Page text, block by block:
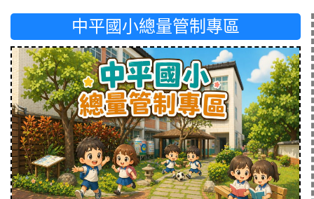
中平國小總量管制專區